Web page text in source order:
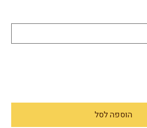
הוספה לסל